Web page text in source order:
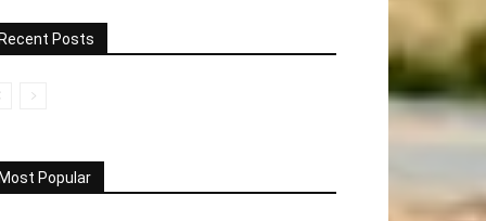
Posts
Popular